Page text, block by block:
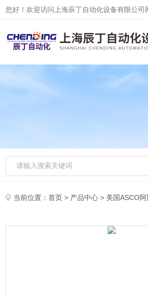
您好！欢迎访问上海辰丁自动化设备有限公司
当前位置：首页 > 产品中心 > 美国ASCO